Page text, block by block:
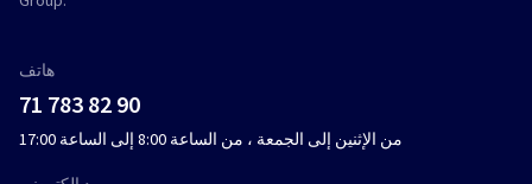
هاتف
71 783 82 90
من الإثنين إلى الجمعة ، من الساعة 8:00 إلى الساعة 17:00